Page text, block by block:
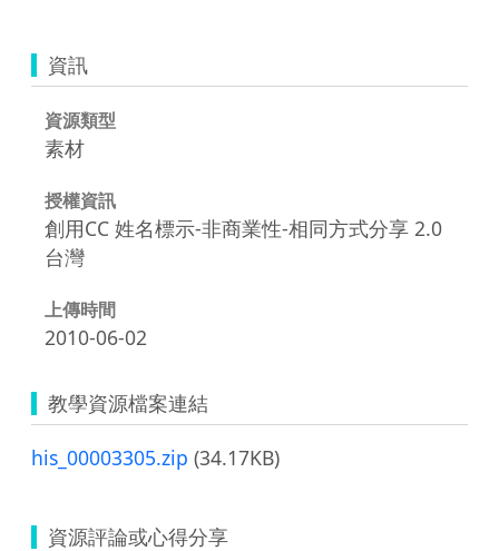
資訊
資源類型
素材
授權資訊
創用CC 姓名標示-非商業性-相同方式分享 2.0
台灣
上傳時間
2010-06-02
教學資源檔案連結
his_00003305.zip (34.17KB)
資源評論或心得分享